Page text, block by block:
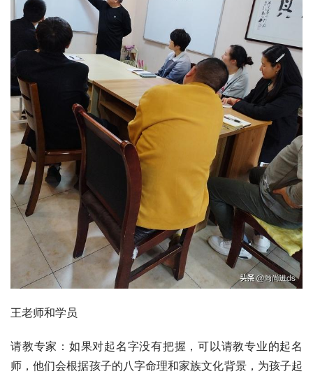
王老师和学员
请教专家：如果对起名字没有把握，可以请教专业的起名
师，他们会根据孩子的八字命理和家族文化背景，为孩子起